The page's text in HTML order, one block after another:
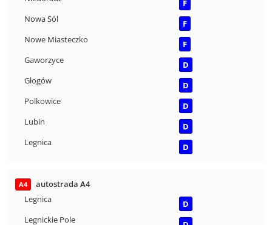
F
Nowa Sól
F
Nowe Miasteczko
F
Gaworzyce
D
Głogów
D
Polkowice
D
Lubin
D
Legnica
D
A4
autostrada A4
Legnica
D
Legnickie Pole